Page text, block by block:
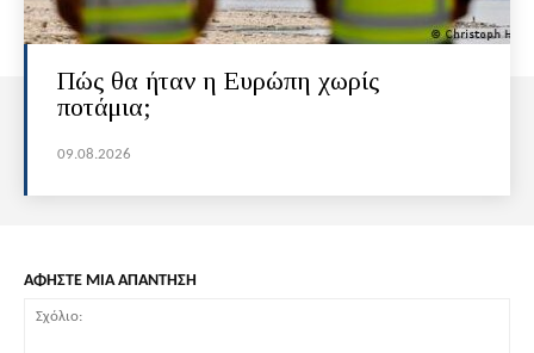
Πώς θα ήταν η Ευρώπη χωρίς
ποτάμια;
09.08.2026
ΑΦΗΣΤΕ ΜΙΑ ΑΠΑΝΤΗΣΗ